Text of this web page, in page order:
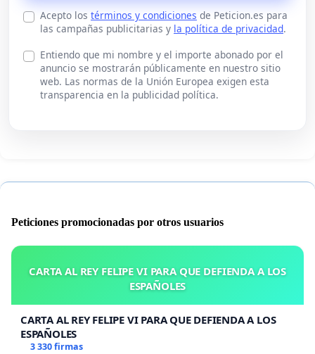
Acepto los términos y condiciones de Peticion.es para
las campañas publicitarias y la política de privacidad.
Entiendo que mi nombre y el importe abonado por el
anuncio se mostrarán públicamente en nuestro sitio
web. Las normas de la Unión Europea exigen esta
transparencia en la publicidad política.
Peticiones promocionadas por otros usuarios
CARTA AL REY FELIPE VI PARA QUE DEFIENDA A LOS
ESPAÑOLES
CARTA AL REY FELIPE VI PARA QUE DEFIENDA A LOS
ESPAÑOLES
3 330 firmas